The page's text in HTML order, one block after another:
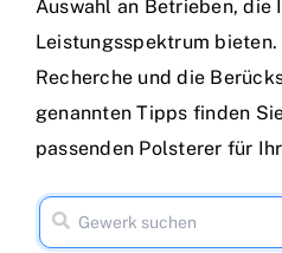
Auswahl an Betrieben, die
Leistungsspektrum
Recherche und die
genannten Tipps finden
passenden Polsterer für